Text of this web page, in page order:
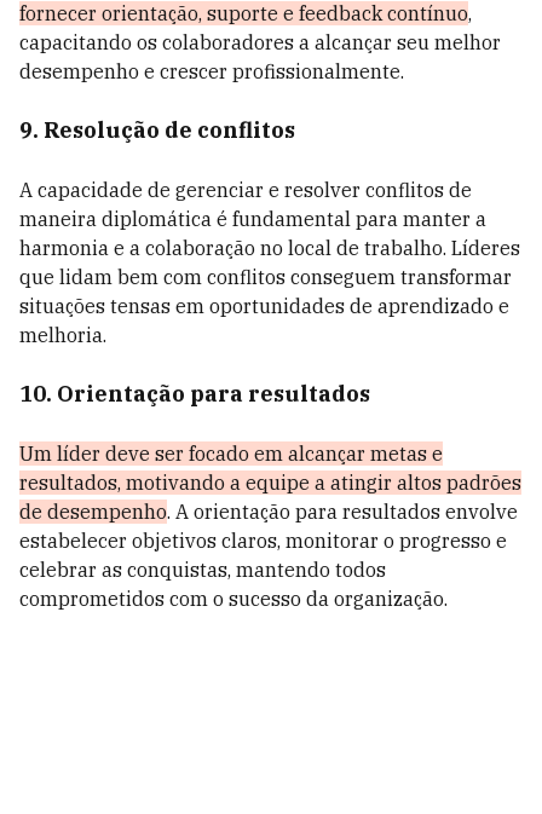
fornecer orientação, suporte e feedback contínuo,
capacitando os colaboradores a alcançar seu melhor
desempenho e crescer profissionalmente.
9. Resolução de conflitos
A capacidade de gerenciar e resolver conflitos de
maneira diplomática é fundamental para manter a
harmonia e a colaboração no local de trabalho. Líderes
que lidam bem com conflitos conseguem transformar
situações tensas em oportunidades de aprendizado e
melhoria.
10. Orientação para resultados
Um líder deve ser focado em alcançar metas e
resultados, motivando a equipe a atingir altos padrões
de desempenho. A orientação para resultados envolve
estabelecer objetivos claros, monitorar o progresso e
celebrar as conquistas, mantendo todos
comprometidos com o sucesso da organização.